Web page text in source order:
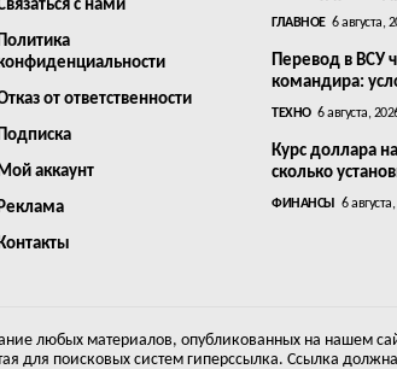
с нами
Политика
от ответственности
Подписка
Мой аккаунт
Реклама
Контакты
ГЛАВНОЕ 6 августа,
Перевод в ВСУ
командира:
ТЕХНО 6 августа,
Курс доллара
сколько
ФИНАНСЫ 6
любых материалов, опубликованных на нашем
для поисковых систем гиперссылка. Ссылка